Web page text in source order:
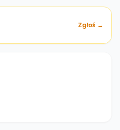
Zgłoś →